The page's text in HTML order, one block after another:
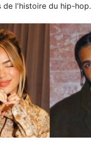
de l'histoire du hip-hop.